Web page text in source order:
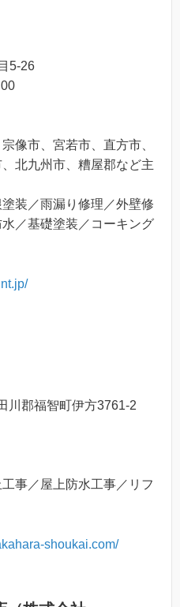
5-26
像市、宮若市、直方市、
北九州市、糟屋郡など主
装／雨漏り修理／外壁修
／基礎塗装／コーキング
川郡福智町伊方3761-2
事／屋上防水工事／リフ
shoukai.com/